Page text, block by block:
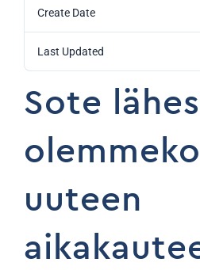
Create Date
Last Updated
Sote
uuteen